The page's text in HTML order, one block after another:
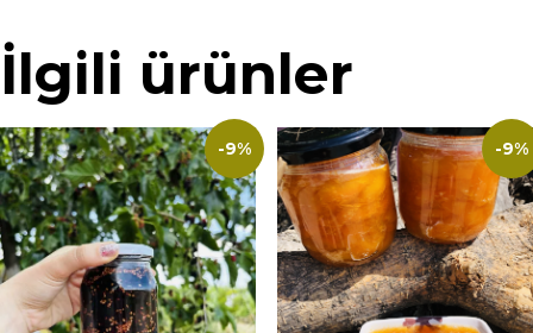
İlgili ürünler
-9% -9%